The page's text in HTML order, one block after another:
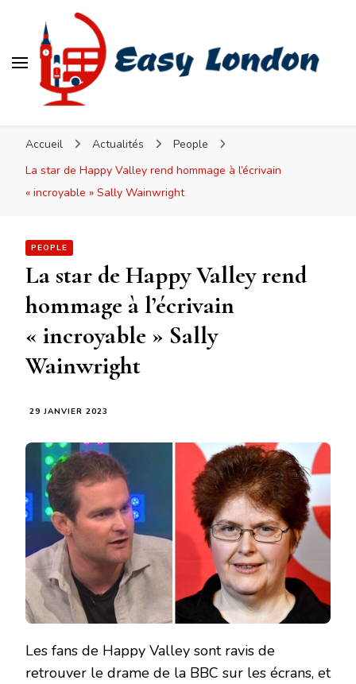
Accueil Actualités
People
La star de Happy Valley rend hommage à l’écrivain
« incroyable » Sally Wainwright
PEOPLE
La star de Happy Valley rend
hommage à l’écrivain
« incroyable » Sally
Wainwright
29 JANVIER 2023
Les fans de Happy Valley sont ravis de
retrouver le drame de la BBC sur les écrans, et